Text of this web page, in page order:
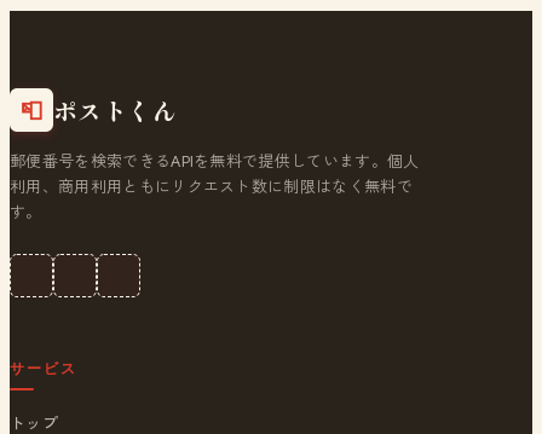
📮 ポストくん
郵便番号を検索できるAPIを無料で提供しています。個人
利用、商用利用ともにリクエスト数に制限はなく無料で
す。
サービス
トップ